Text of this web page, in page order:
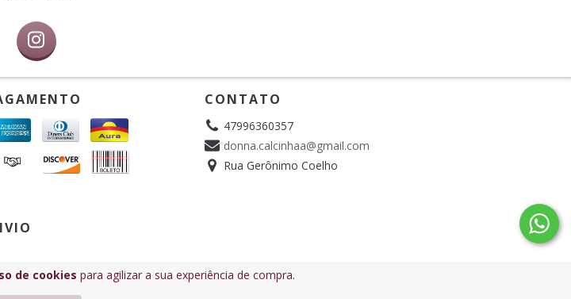
de cookies para agilizar a sua experiência de compra.
CONTATO
47996360357
donna.calcinhaa@gmail.com
Rua Gerônimo Coelho